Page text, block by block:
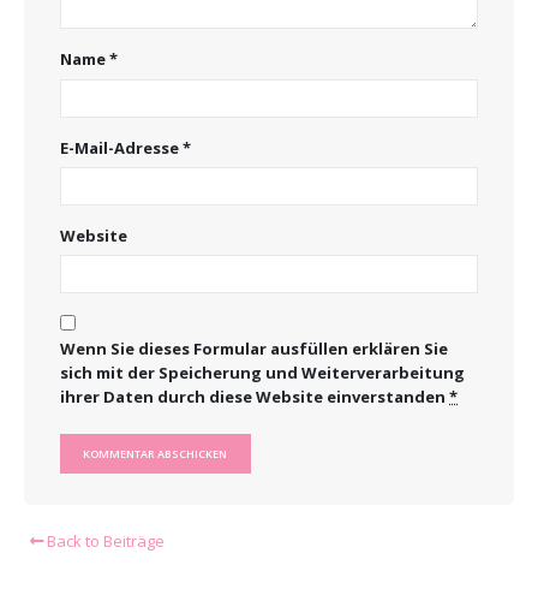
Name*
E-Mail-Adresse*
Website
Wenn Sie dieses Formular ausfüllen erklären Sie
sich mit der Speicherung und Weiterverarbeitung
ihrer Daten durch diese Website einverstanden *
Back to Beiträge